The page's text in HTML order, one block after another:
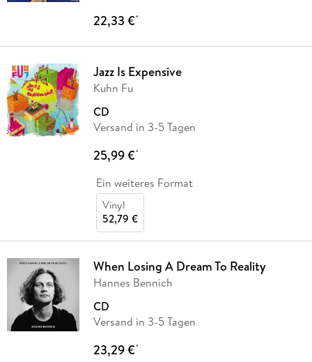
22,33 €*
Jazz Is Expensive
Kuhn Fu
CD
Versand in 3-5 Tagen
25,99 €*
Ein weiteres Format
Vinyl
52,79 €
When Losing A Dream To Reality
Hannes Bennich
CD
Versand in 3-5 Tagen
23,29 €*